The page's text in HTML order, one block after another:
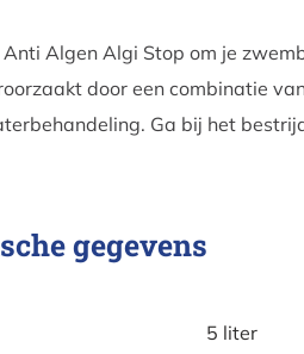
Anti Algen Algi Stop om je
door een combinatie
Ga bij het
gegevens
5 liter